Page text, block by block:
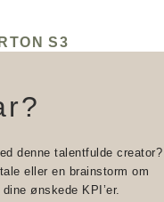
S3
denne talentfulde creator?
eller en brainstorm om
ønskede KPI’er.